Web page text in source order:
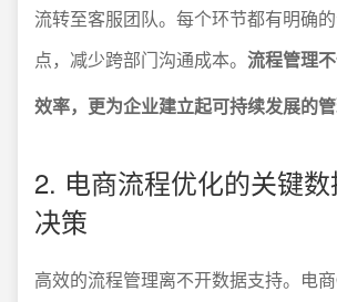
流转至客服团队。每个环节都有明确
点，减少跨部门沟通成本。 流程管理
效率，更为企业建立起可持续发展的管
2. 电商流程优化的关键
决策
高效的流程管理离不开数据支持。电